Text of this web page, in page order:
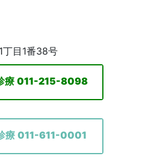
丁目1番38号
療 011-215-8098
療 011-611-0001